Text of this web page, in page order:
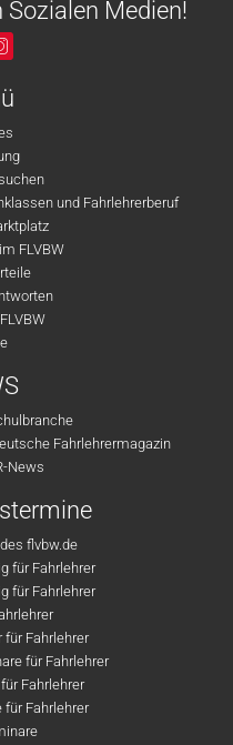
Sozialen Medien!
und Fahrlehrerberuf
FLVBW
Fahrlehrermagazin
News
flvbw.de
für Fahrlehrer
für Fahrlehrer
für Fahrlehrer
für Fahrlehrer
Fahrlehrer
für Fahrlehrer